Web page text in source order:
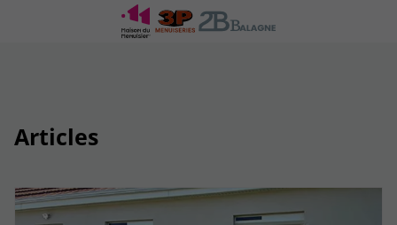
Articles